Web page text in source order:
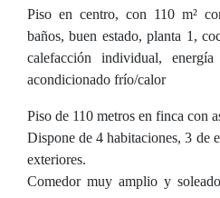
Piso en centro, con 110 m²
baños, buen estado, planta 1,
calefacción individual,
acondicionado frío/calor
Piso de 110 metros en finca con
Dispone de 4 habitaciones, 3 de
exteriores.
Comedor muy amplio y